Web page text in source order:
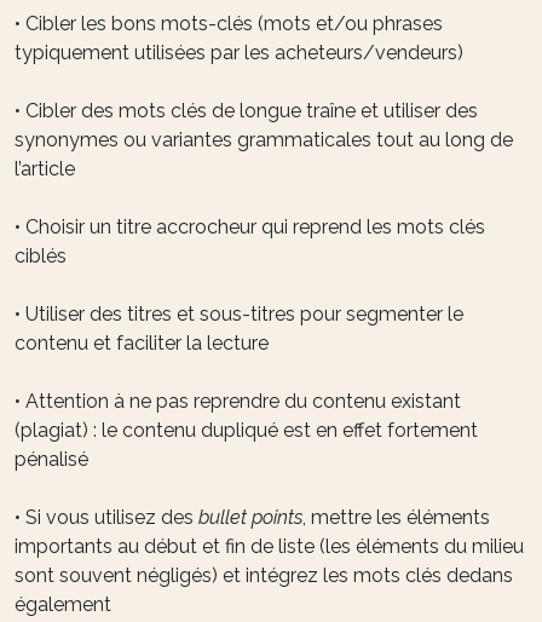
• Cibler les bons mots-clés (mots et/ou phrases
typiquement utilisées par les acheteurs/vendeurs)
• Cibler des mots clés de longue traîne et utiliser des
synonymes ou variantes grammaticales tout au long de
l’article
• Choisir un titre accrocheur qui reprend les mots clés
ciblés
• Utiliser des titres et sous-titres pour segmenter le
contenu et faciliter la lecture
• Attention à ne pas reprendre du contenu existant
(plagiat) : le contenu dupliqué est en effet fortement
pénalisé
• Si vous utilisez des bullet points, mettre les éléments
importants au début et fin de liste (les éléments du milieu
sont souvent négligés) et intégrez les mots clés dedans
également